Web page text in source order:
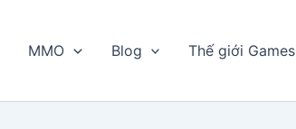
MMO Blog Thế giới Games